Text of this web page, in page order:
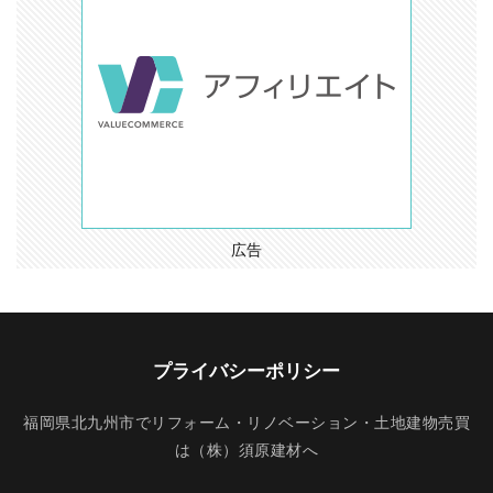
広告
プライバシーポリシー
福岡県北九州市でリフォーム・リノベーション・土地建物売買
は（株）須原建材へ